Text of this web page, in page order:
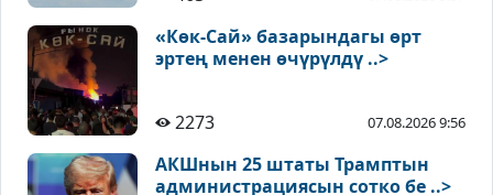
«Көк-Сай» базарындагы өрт
эртең менен өчүрүлдү ..>
2273 07.08.2026 9:56
АКШнын 25 штаты Трамптын
администрациясын сотко бе ..>